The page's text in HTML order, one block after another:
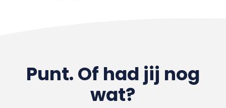
Punt. Of had jij nog
wat?